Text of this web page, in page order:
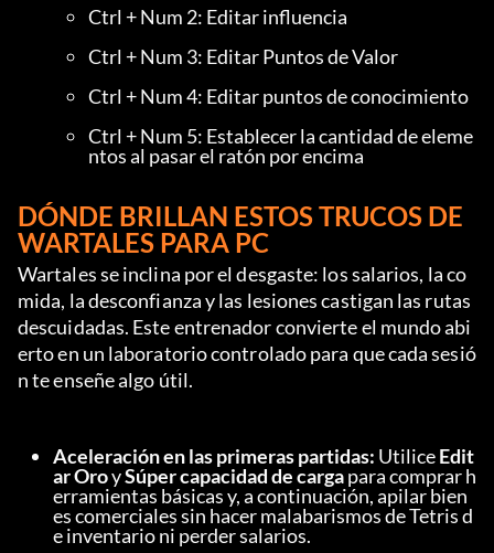
Ctrl + Num 2: Editar influencia
Ctrl + Num 3: Editar Puntos de Valor
Ctrl + Num 4: Editar puntos de conocimiento
Ctrl + Num 5: Establecer la cantidad de eleme
ntos al pasar el ratón por encima
DÓNDE BRILLAN ESTOS TRUCOS DE
WARTALES PARA PC
Wartales se inclina por el desgaste: los salarios, la co
mida, la desconfianza y las lesiones castigan las rutas
descuidadas. Este entrenador convierte el mundo abi
erto en un laboratorio controlado para que cada sesió
n te enseñe algo útil.
Aceleración en las primeras partidas: Utilice Edit
ar Oro y Súper capacidad de carga para comprar h
erramientas básicas y, a continuación, apilar bien
es comerciales sin hacer malabarismos de Tetris d
e inventario ni perder salarios.